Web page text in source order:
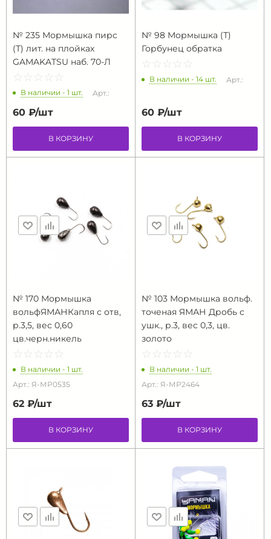
№ 235 Мормышка пирс
(Т) лит. на плойках
GAMAKATSU наб. 70-Л
☆ ☆ ☆ ☆ ☆
★ ★ ★ ★ ★
В наличии - 1 шт. Арт.:
60 ₽/шт
В КОРЗИНУ
№ 98 Мормышка (Т)
Горбунец обратка
☆ ☆ ☆ ☆ ☆
★ ★ ★ ★ ★
В наличии - 14 шт. Арт.:
60 ₽/шт
В КОРЗИНУ
№ 170 Мормышка
вольфЯМАНКапля с отв,
р.3,5, вес 0,60
цв.черн.никель
☆ ☆ ☆ ☆ ☆
★ ★ ★ ★ ★
В наличии - 1 шт.
Арт.: Я-МР0535
62 ₽/шт
В КОРЗИНУ
№ 103 Мормышка вольф.
точеная ЯМАН Дробь с
ушк., р.3, вес 0,3, цв.
золото
☆ ☆ ☆ ☆ ☆
★ ★ ★ ★ ★
В наличии - 1 шт.
Арт.: Я-МР2464
63 ₽/шт
В КОРЗИНУ